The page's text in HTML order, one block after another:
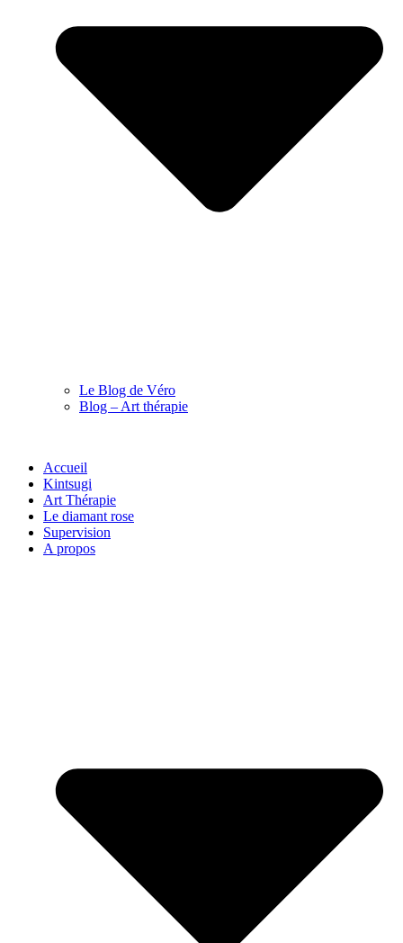
Le Blog de Véro
Blog – Art thérapie
Accueil
Kintsugi
Art Thérapie
Le diamant rose
Supervision
A propos